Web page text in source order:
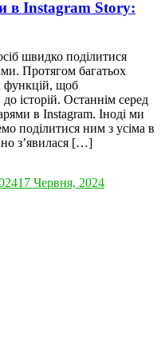
в Instagram Story:
швидко поділитися
Протягом багатьох
функцій, щоб
історій. Останнім серед
в Instagram. Іноді ми
поділитися ним з усіма в
з’явилася […]
17 Червня, 2024